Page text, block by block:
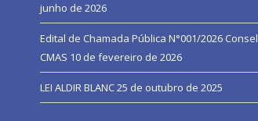
junho de 2026
Edital de Chamada Pública N°001/2026
CMAS 10 de fevereiro de 2026
LEI ALDIR BLANC25 de outubro de 2025